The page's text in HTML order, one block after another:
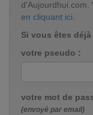
d'Aujourdhui.com.
en cliquant ici.
Si vous êtes
votre pseudo :
votre mot de
(envoyé par email)